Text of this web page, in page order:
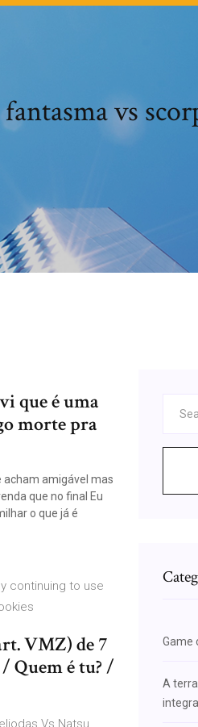
vs
que é uma
morte pra
acham amigável mas
que no final Eu
o que já é
continuing to use
VMZ) de 7
Quem é tu? /
Vs Natsu.
Game
A
integra